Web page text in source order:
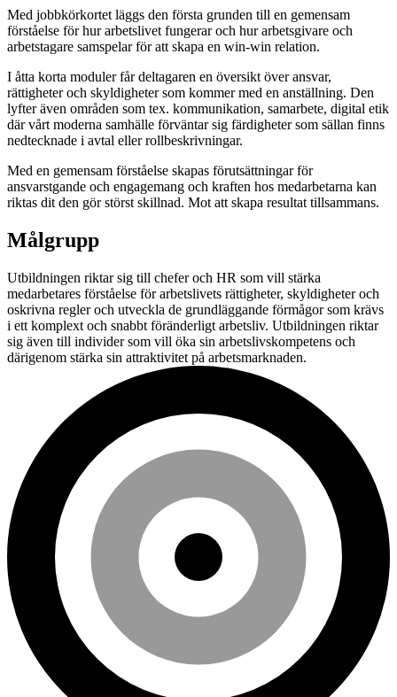
Med jobbkörkortet läggs den första grunden till en gemensam
förståelse för hur arbetslivet fungerar och hur arbetsgivare och
arbetstagare samspelar för att skapa en win-win relation.
I åtta korta moduler får deltagaren en översikt över ansvar,
rättigheter och skyldigheter som kommer med en anställning. Den
lyfter även områden som tex. kommunikation, samarbete, digital etik
där vårt moderna samhälle förväntar sig färdigheter som sällan finns
nedtecknade i avtal eller rollbeskrivningar.
Med en gemensam förståelse skapas förutsättningar för
ansvarstgande och engagemang och kraften hos medarbetarna kan
riktas dit den gör störst skillnad. Mot att skapa resultat tillsammans.
Målgrupp
Utbildningen riktar sig till chefer och HR som vill stärka
medarbetares förståelse för arbetslivets rättigheter, skyldigheter och
oskrivna regler och utveckla de grundläggande förmågor som krävs
i ett komplext och snabbt föränderligt arbetsliv. Utbildningen riktar
sig även till individer som vill öka sin arbetslivskompetens och
därigenom stärka sin attraktivitet på arbetsmarknaden.